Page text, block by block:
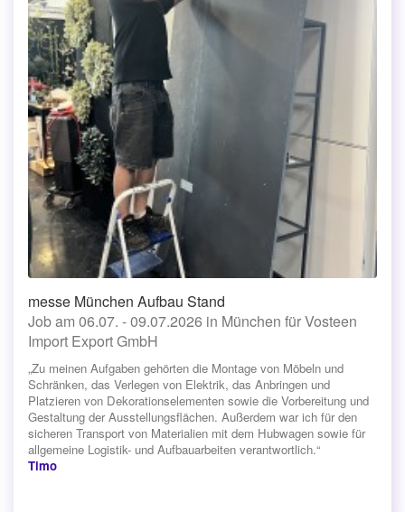
messe München Aufbau Stand
Job am 06.07. - 09.07.2026 in München für Vosteen
Import Export GmbH
„Zu meinen Aufgaben gehörten die Montage von Möbeln und
Schränken, das Verlegen von Elektrik, das Anbringen und
Platzieren von Dekorationselementen sowie die Vorbereitung und
Gestaltung der Ausstellungsflächen. Außerdem war ich für den
sicheren Transport von Materialien mit dem Hubwagen sowie für
allgemeine Logistik- und Aufbauarbeiten verantwortlich.“
Timo